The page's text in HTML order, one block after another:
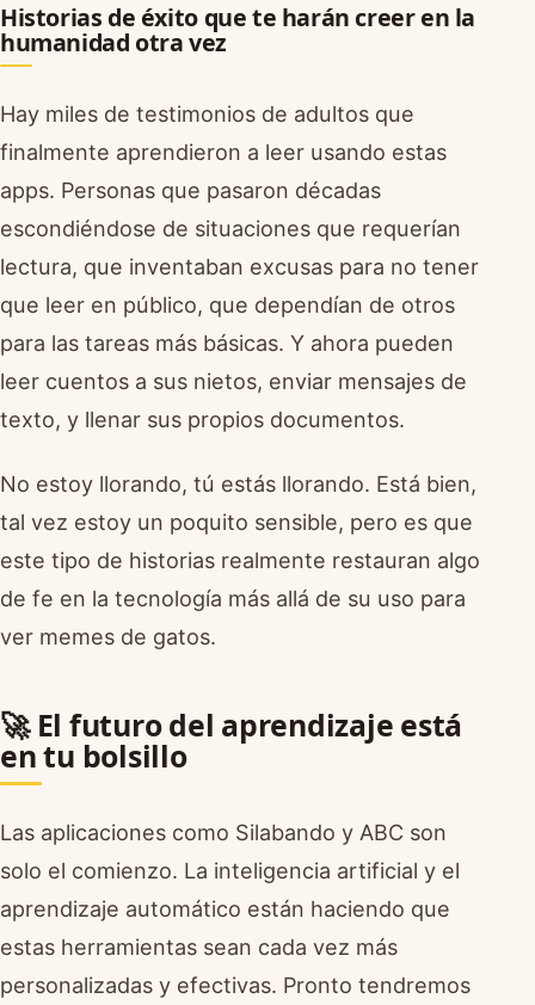
Historias de éxito que te harán creer en la
humanidad otra vez
Hay miles de testimonios de adultos que
finalmente aprendieron a leer usando estas
apps. Personas que pasaron décadas
escondiéndose de situaciones que requerían
lectura, que inventaban excusas para no tener
que leer en público, que dependían de otros
para las tareas más básicas. Y ahora pueden
leer cuentos a sus nietos, enviar mensajes de
texto, y llenar sus propios documentos.
No estoy llorando, tú estás llorando. Está bien,
tal vez estoy un poquito sensible, pero es que
este tipo de historias realmente restauran algo
de fe en la tecnología más allá de su uso para
ver memes de gatos.
🚀 El futuro del aprendizaje está
en tu bolsillo
Las aplicaciones como Silabando y ABC son
solo el comienzo. La inteligencia artificial y el
aprendizaje automático están haciendo que
estas herramientas sean cada vez más
personalizadas y efectivas. Pronto tendremos